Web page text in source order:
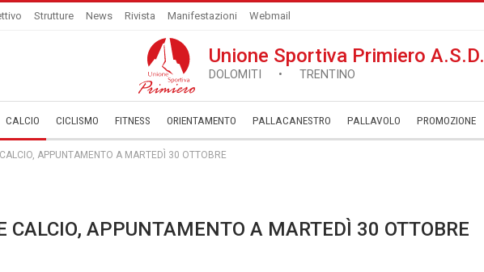
Strutture News Rivista Manifestazioni Webmail
Unione Sportiva Primiero A.S.D.
DOLOMITI • TRENTINO
CALCIO CICLISMO FITNESS ORIENTAMENTO PALLACANESTRO PALLAVOLO ­PROMOZIONE
APPUNTAMENTO A MARTEDÌ 30 OTTOBRE
CALCIO, APPUNTAMENTO A MARTEDÌ 30 OTTOBRE